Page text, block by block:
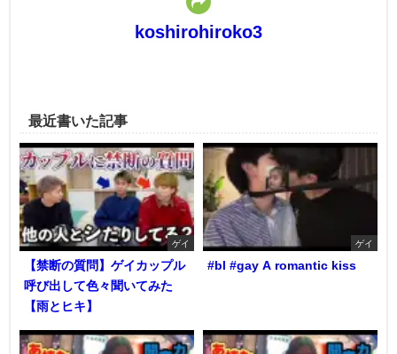
koshirohiroko3
最近書いた記事
ゲイ
【禁断の質問】ゲイカップル
呼び出して色々聞いてみた
【雨とヒキ】
ゲイ
#bl #gay A romantic kiss